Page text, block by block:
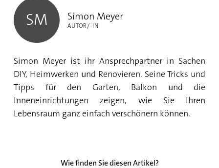
SM Simon Meyer
AUTOR/-IN
Simon Meyer ist ihr Ansprechpartner in Sachen
DIY, Heimwerken und Renovieren. Seine Tricks und
Tipps für den Garten, Balkon und die
Inneneinrichtungen zeigen, wie Sie Ihren
Lebensraum ganz einfach verschönern können.
Wie finden Sie diesen Artikel?